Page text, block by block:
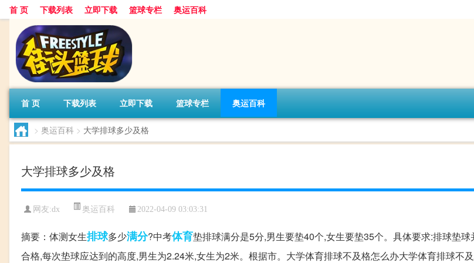
首 页 下载列表 立即下载 篮球专栏 奥运百科
首 页 下载列表 立即下载 篮球专栏 奥运百科
> 奥运百科 > 大学排球多少及格
大学排球多少及格
网友:dx 奥运百科 2022-04-09 03:03:31
摘要：体测女生排球多少满分?中考体育垫排球满分是5分,男生要垫40个,女生要垫35个。具体要求:排球垫
合格,每次垫球应达到的高度,男生为2.24米,女生为2米。根据市。大学体育排球不及格怎么办大学体育排球不